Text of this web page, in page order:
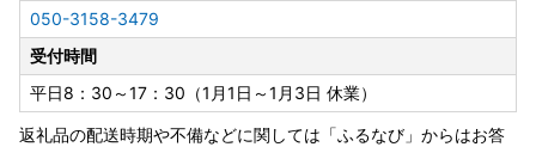
請をした方は、郵送での提出は不要です。
https://mypg.jp/
※寄附完了日の2営業日以降より手続きが可能です。
※1月～2月の寄附申し込み分は、2月中旬～下旬よりオンラ
イン申請が可能となりますのでご注意ください。
050-3158-3479
受付時間
平日8：30～17：30（1月1日～1月3日 休業）
返礼品の配送時期や不備などに関しては「ふるなび」からはお答